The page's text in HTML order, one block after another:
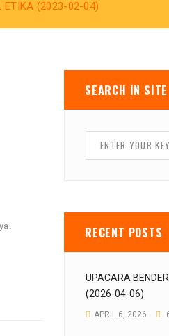
ETIKA (2023-02-04)
SEARCH IN SITE
RECENT POSTS
UPACARA
(2026-04-06)
APRIL 6, 2026